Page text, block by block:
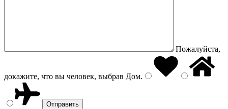
Пожалуйста,
докажите, что вы человек, выбрав Дом.